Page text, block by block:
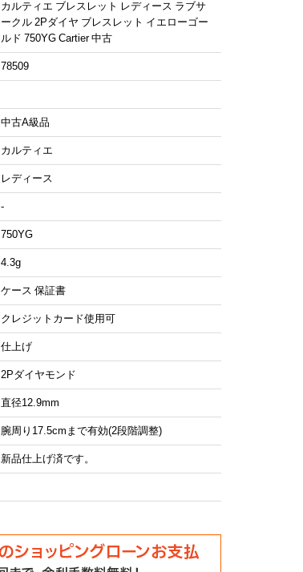
カルティエ ブレスレット レディース ラブサ
ークル 2Pダイヤ ブレスレット イエローゴー
ルド 750YG Cartier 中古
78509
中古A級品
カルティエ
レディース
-
750YG
4.3g
ケース 保証書
クレジットカード使用可
仕上げ
2Pダイヤモンド
直径12.9mm
腕周り17.5cmまで有効(2段階調整)
新品仕上げ済です。